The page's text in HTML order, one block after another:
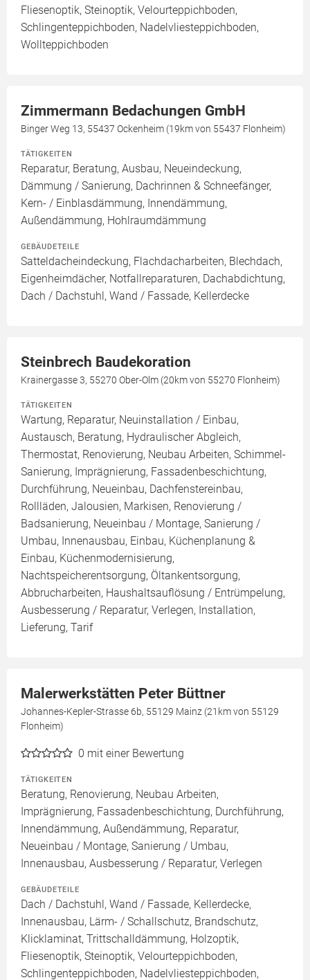
Fliesenoptik, Steinoptik, Velourteppichboden,
Schlingenteppichboden, Nadelvliesteppichboden,
Wollteppichboden
Zimmermann Bedachungen GmbH
Binger Weg 13, 55437 Ockenheim (19km von 55437 Flonheim)
TÄTIGKEITEN
Reparatur, Beratung, Ausbau, Neueindeckung,
Dämmung / Sanierung, Dachrinnen & Schneefänger,
Kern- / Einblasdämmung, Innendämmung,
Außendämmung, Hohlraumdämmung
GEBÄUDETEILE
Satteldacheindeckung, Flachdacharbeiten, Blechdach,
Eigenheimdächer, Notfallreparaturen, Dachabdichtung,
Dach / Dachstuhl, Wand / Fassade, Kellerdecke
Steinbrech Baudekoration
Krainergasse 3, 55270 Ober-Olm (20km von 55270 Flonheim)
TÄTIGKEITEN
Wartung, Reparatur, Neuinstallation / Einbau,
Austausch, Beratung, Hydraulischer Abgleich,
Thermostat, Renovierung, Neubau Arbeiten, Schimmel-
Sanierung, Imprägnierung, Fassadenbeschichtung,
Durchführung, Neueinbau, Dachfenstereinbau,
Rollläden, Jalousien, Markisen, Renovierung /
Badsanierung, Neueinbau / Montage, Sanierung /
Umbau, Innenausbau, Einbau, Küchenplanung &
Einbau, Küchenmodernisierung,
Nachtspeicherentsorgung, Öltankentsorgung,
Abbrucharbeiten, Haushaltsauflösung / Entrümpelung,
Ausbesserung / Reparatur, Verlegen, Installation,
Lieferung, Tarif
Malerwerkstätten Peter Büttner
Johannes-Kepler-Strasse 6b, 55129 Mainz (21km von 55129
Flonheim)
0 mit einer Bewertung
TÄTIGKEITEN
Beratung, Renovierung, Neubau Arbeiten,
Imprägnierung, Fassadenbeschichtung, Durchführung,
Innendämmung, Außendämmung, Reparatur,
Neueinbau / Montage, Sanierung / Umbau,
Innenausbau, Ausbesserung / Reparatur, Verlegen
GEBÄUDETEILE
Dach / Dachstuhl, Wand / Fassade, Kellerdecke,
Innenausbau, Lärm- / Schallschutz, Brandschutz,
Klicklaminat, Trittschalldämmung, Holzoptik,
Fliesenoptik, Steinoptik, Velourteppichboden,
Schlingenteppichboden, Nadelvliesteppichboden,